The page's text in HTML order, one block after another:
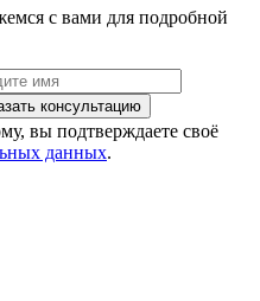
с вами для подробной
консультацию
вы подтверждаете своё
данных.